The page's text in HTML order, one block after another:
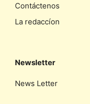
Contáctenos
La redaccíon
Newsletter
News Letter